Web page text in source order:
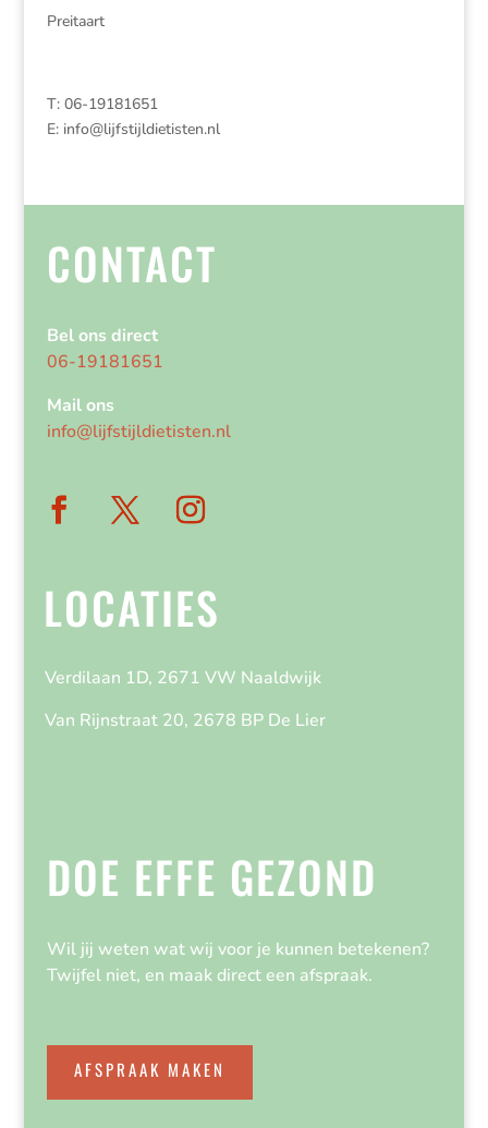
Preitaart
T: 06-19181651
E: info@lijfstijldietisten.nl
CONTACT
Bel ons direct
06-19181651
Mail ons
info@lijfstijldietisten.nl
LOCATIES
Verdilaan 1D, 2671 VW Naaldwijk
Van Rijnstraat 20, 2678 BP De Lier
DOE EFFE GEZOND
Wil jij weten wat wij voor je kunnen betekenen?
Twijfel niet, en maak direct een afspraak.
AFSPRAAK MAKEN